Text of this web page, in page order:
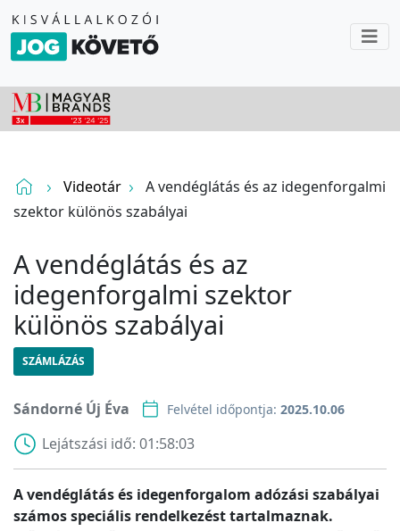
Videotár
A vendéglátás és az idegenforgalmi
szektor különös szabályai
A vendéglátás és az
idegenforgalmi szektor
különös szabályai
SZÁMLÁZÁS
Sándorné Új Éva Felvétel időpontja: 2025.10.06
Lejátszási idő: 01:58:03
A vendéglátás és idegenforgalom adózási szabályai
számos speciális rendelkezést tartalmaznak.